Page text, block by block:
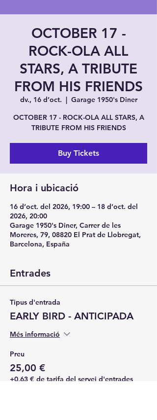
OCTOBER 17 -
ROCK-OLA ALL
STARS, A TRIBUTE
FROM HIS FRIENDS
dv., 16 d’oct.
  |
Garage 1950's Diner
OCTOBER 17 - ROCK-OLA ALL STARS, A
TRIBUTE FROM HIS FRIENDS
Buy Tickets
Hora i ubicació
16 d’oct. del 2026, 19:00 – 18 d’oct. del
2026, 20:00
Garage 1950's Diner, Carrer de les
Moreres, 79, 08820 El Prat de Llobregat,
Barcelona, España
Entrades
Tipus d'entrada
EARLY BIRD - ANTICIPADA
Més informació
Preu
25,00 €
+0,63 € de tarifa del servei d'entrades